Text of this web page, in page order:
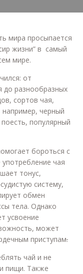
мира просыпается
жизни” в самый
мире.
от
до разнообразных
сортов чая,
например, черный
популярный
бороться с
чая
тонус,
систему,
обмен
тела. Однако
усвоение
может
приступам.
чай и не
пищи. Также